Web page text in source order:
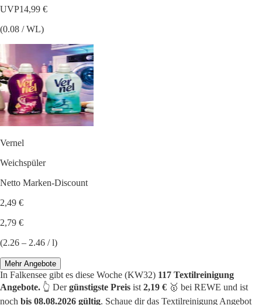
UVP14,99 €
(0.08 / WL)
Vernel
Weichspüler
Netto Marken-Discount
2,49 €
2,79 €
(2.26 – 2.46 / l)
Mehr Angebote
In Falkensee gibt es diese Woche (KW32) 117 Textilreinigung
Angebote. 👆 Dergünstigste Preis ist 2,19 € 🥇 bei REWE und ist
noch bis 08.08.2026 gültig. Schaue dir das Textilreinigung Angebot